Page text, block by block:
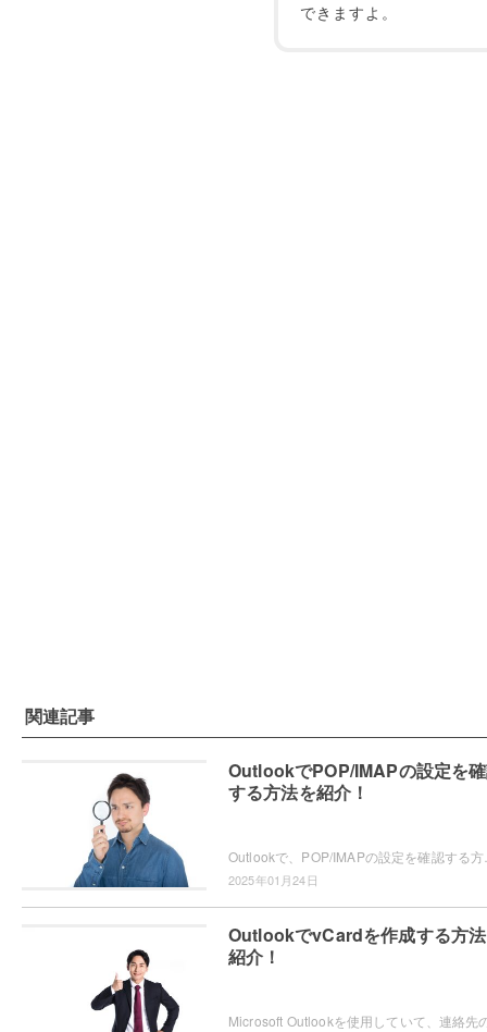
できますよ。
関連記事
OutlookでPOP/IMAPの設定を
する方法を紹介！
2025年01月24日
OutlookでvCardを作成する方
紹介！